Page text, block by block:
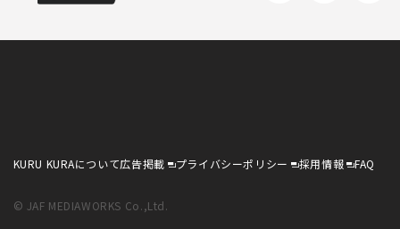
KURU KURAについて広告掲載 プライバシーポリシー 採用情報 FAQ
© JAF MEDIAWORKS Co.,Ltd.